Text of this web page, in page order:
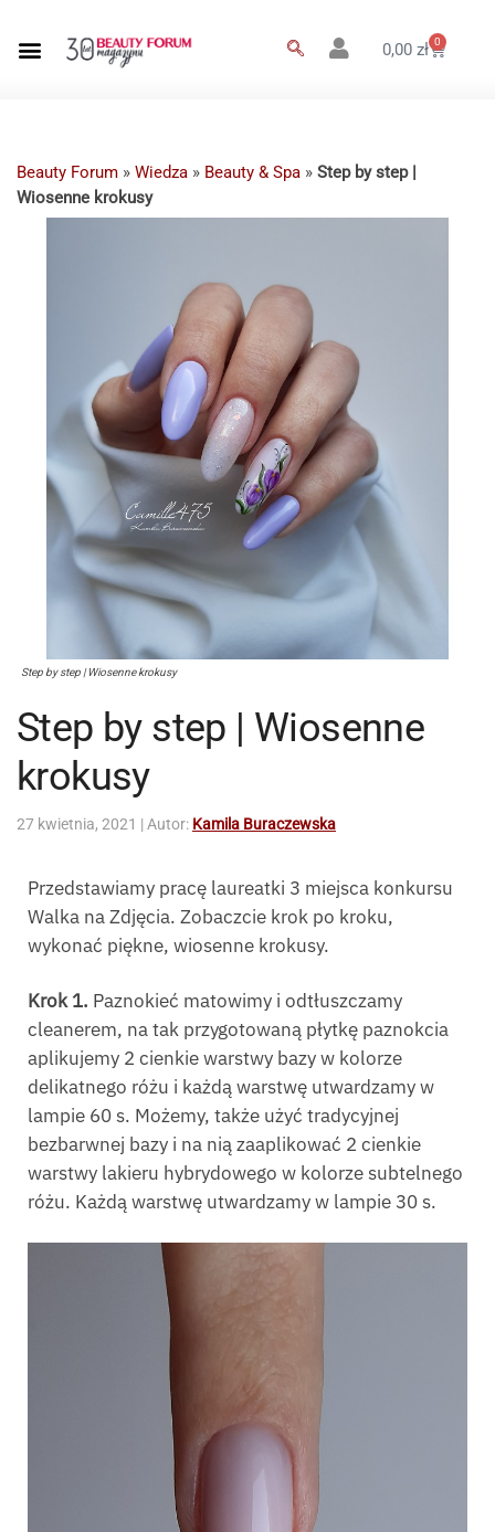
0,00zł 0
Beauty Forum » Wiedza » Beauty & Spa » Step by step |
Wiosenne krokusy
Step by step | Wiosenne krokusy
Step by step | Wiosenne
krokusy
27 kwietnia, 2021 | Autor: Kamila Buraczewska
Przedstawiamy pracę laureatki 3 miejsca konkursu
Walka na Zdjęcia. Zobaczcie krok po kroku,
wykonać piękne, wiosenne krokusy.
Krok 1. Paznokieć matowimy i odtłuszczamy
cleanerem, na tak przygotowaną płytkę paznokcia
aplikujemy 2 cienkie warstwy bazy w kolorze
delikatnego różu i każdą warstwę utwardzamy w
lampie 60 s. Możemy, także użyć tradycyjnej
bezbarwnej bazy i na nią zaaplikować 2 cienkie
warstwy lakieru hybrydowego w kolorze subtelnego
różu. Każdą warstwę utwardzamy w lampie 30 s.